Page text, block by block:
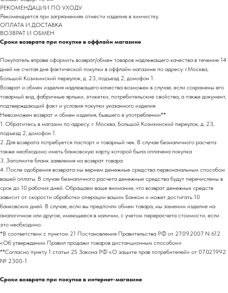
РЕКОМЕНДАЦИИ ПО УХОДУ
Рекомендуется при загрязнениях отнести изделие в химчистку.
ОПЛАТА И ДОСТАВКА
ВОЗВРАТ И ОБМЕН
Сроки возврата при покупке в оффлайн магазине
Покупатель вправе оформить возврат/обмен товаров надлежащего качества в течение 14
дней не считая дня фактической покупки в оффлайн магазине по адресу: г.Москва,
Большой Козихинский переулок, д. 23, подъезд 2, домофон 1.
Возврат и обмен изделия надлежащего качества возможен в случае, если сохранены его
товарный вид, фабричные ярлыки, этикетки, потребительские свойства, а также документ,
подтверждающий факт и условия покупки указанного изделия.
Невозможен возврат и обмен изделия, бывшего в употреблении**
1. Обратитесь в магазин по адресу: г. Москва, Большой Козихинский переулок, д. 23,
подъезд 2, домофон 1.
2. Для возврата потребуется паспорт и товарный чек. В случае безналичного расчета
также необходимо иметь банковскую карту, которой была оплачена покупка
3. Заполните бланк заявления на возврат товара
4. После одобрения возврата мы вернем денежные средства первоначальным способом
вашей оплаты. В случае безналичного расчета денежные средства будут перечислены в
срок до 10 рабочих дней. Обращаем ваше внимание, что возврат денежных средств
зависит от скорости обработки операции вашим Банком и может достигать 10
банковских дней. В случае, если вы предпочли обмен товара, мы заменим изделие на
аналогичное или другое, имеющееся в наличии, с учетом перерасчета стоимости, если
это необходимо.
*В соответствии с пунктом 21 Постановления Правительства РФ от 27.09.2007 N 612
«Об утверждении Правил продажи товаров дистанционным способом»
**Согласно пункту 1 статьи 25 Закона РФ «О защите прав потребителей» от 07.02.1992
№ 2300-1
Сроки возврата при покупке в интернет-магазине